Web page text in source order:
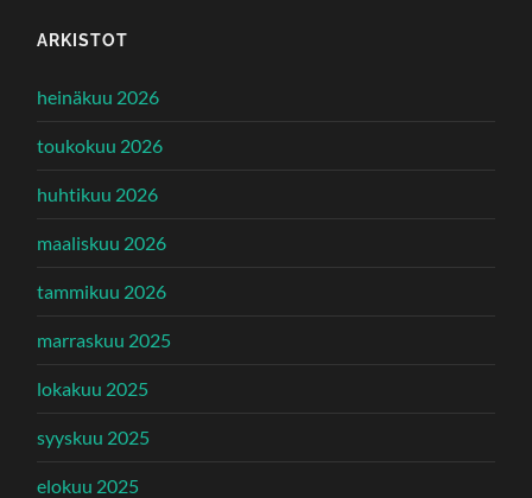
ARKISTOT
heinäkuu 2026
toukokuu 2026
huhtikuu 2026
maaliskuu 2026
tammikuu 2026
marraskuu 2025
lokakuu 2025
syyskuu 2025
elokuu 2025